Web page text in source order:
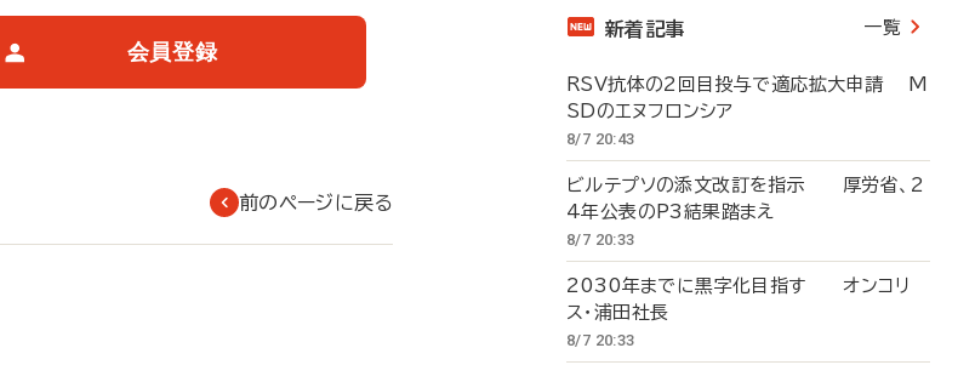
会員登録
前のページに戻る
新着記事 一覧
RSV抗体の2回目投与で適応拡大申請 M
SDのエヌフロンシア
8/7 20:43
ビルテプソの添文改訂を指示 厚労省、2
4年公表のP3結果踏まえ
8/7 20:33
2030年までに黒字化目指す オンコリ
ス・浦田社長
8/7 20:33